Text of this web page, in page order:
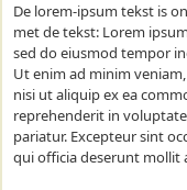
De lorem-ipsum tekst is
met de tekst: Lorem
sed do eiusmod tempor
Ut enim ad minim
nisi ut aliquip ex ea
reprehenderit in
pariatur. Excepteur sint
qui officia deserunt mollit